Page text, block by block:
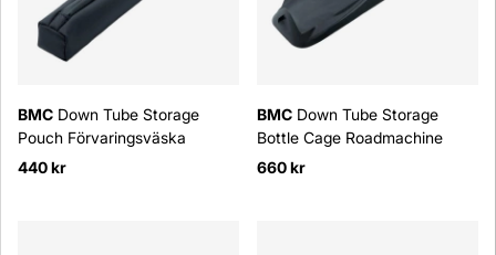
BMC Down Tube Storage
Pouch Förvaringsväska
440 kr
BMC Down Tube Storage
Bottle Cage Roadmachine
660 kr